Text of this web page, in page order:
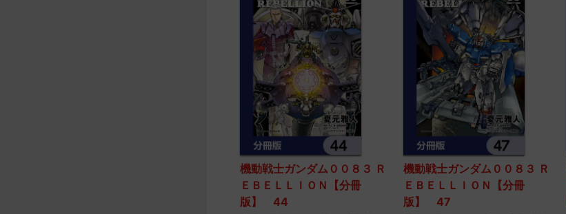
機動戦士ガンダム００８３ Ｒ
ＥＢＥＬＬＩＯＮ【分冊
版】 44
機動戦士ガンダム００８３ Ｒ
ＥＢＥＬＬＩＯＮ【分冊
版】 47